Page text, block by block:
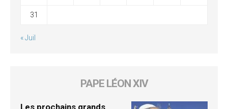
31
« Juil
PAPE LÉON XIV
Les prochains grands